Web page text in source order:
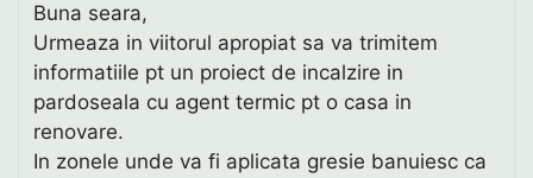
Buna seara,
Urmeaza in viitorul apropiat sa va trimitem
informatiile pt un proiect de incalzire in
pardoseala cu agent termic pt o casa in
renovare.
In zonele unde va fi aplicata gresie banuiesc ca